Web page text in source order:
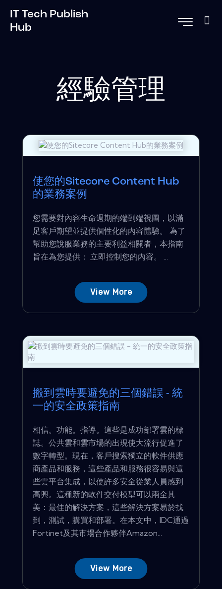
IT Tech Publish
Hub
經驗管理
使您的Sitecore Content Hub
的業務案例
您需要對內容生命週期的端到端視圖，以滿
足客戶期望並提供個性化的內容體驗。 為了
幫助您說服業務的主要利益相關者，本指南
旨在為您提供： 立即控制您的內容。 ...
View More
搬到雲時要避免的三個錯誤 - 統
一的安全政策指南
相信。功能。指導。這些是成功部署雲的標
誌。公共雲和雲市場的出現使大流行促進了
數字轉型。現在，客戶搜索獨立的軟件供應
商產品和服務，這些產品和服務很容易與這
些雲平台集成，以使許多安全從業人員感到
高興。這種新的軟件交付模型可以兩全其
美：最佳的解決方案，這些解決方案易於找
到，測試，購買和部署。在本文中，IDC通過
Fortinet及其市場合作夥伴Amazon...
View More